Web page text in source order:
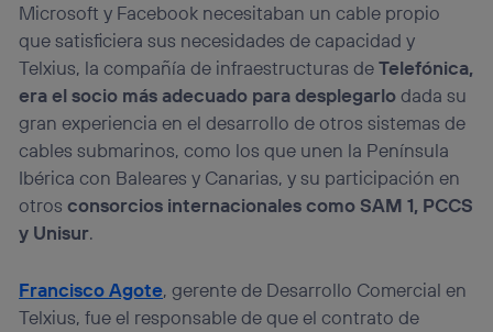
Microsoft y Facebook necesitaban un cable propio
que satisficiera sus necesidades de capacidad y
Telxius, la compañía de infraestructuras deTelefónica,
era el socio más adecuado para desplegarlodada su
gran experiencia en el desarrollo de otros sistemas de
cables submarinos, como los que unen la Península
Ibérica con Baleares y Canarias, y su participación en
otrosconsorcios internacionales como SAM 1, PCCS
y Unisur.
Francisco Agote, gerente de Desarrollo Comercial en
Telxius, fue el responsable de que el contrato de